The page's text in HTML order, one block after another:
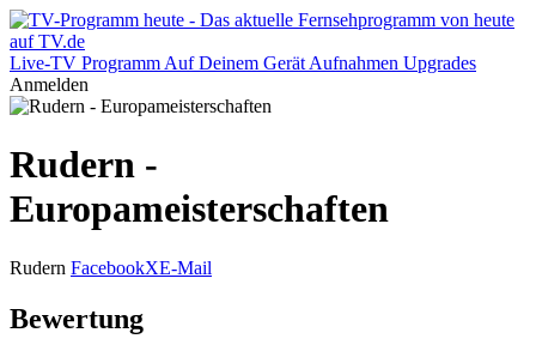
Live-TV Programm Auf Deinem Gerät Aufnahmen Upgrades
Anmelden
Rudern -
Europameisterschaften
Rudern FacebookXE-Mail
Bewertung